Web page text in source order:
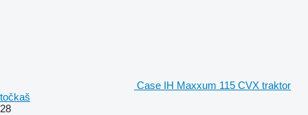
Case IH Maxxum 115 CVX traktor
točkaš
28